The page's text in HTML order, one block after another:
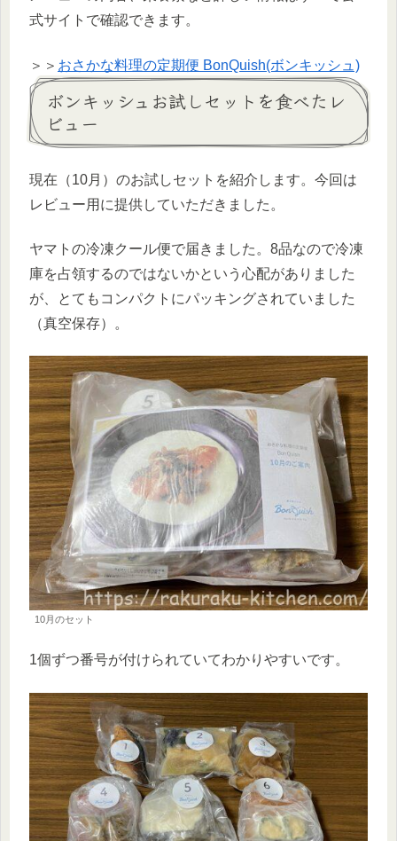
式サイトで確認できます。
＞＞ おさかな料理の定期便 BonQuish(ボンキッシュ)
ボンキッシュお試しセットを食べたレ
ビュー
現在（10月）のお試しセットを紹介します。今回は
レビュー用に提供していただきました。
ヤマトの冷凍クール便で届きました。8品なので冷凍
庫を占領するのではないかという心配がありました
が、とてもコンパクトにパッキングされていました
（真空保存）。
10月のセット
1個ずつ番号が付けられていてわかりやすいです。